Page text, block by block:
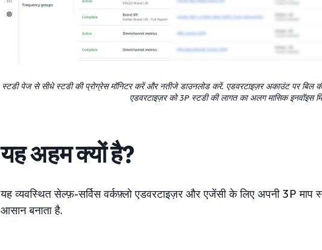
स्टडी पेज से सीधे स्टडी की प्रोग्रेस मॉनिटर करें और नतीजे डाउनलोड करें. एडवरटाइज़र अकाउंट पर बिल
एडवरटाइज़र को 3P स्टडी की लागत का अलग मासिक इनवॉइस
यह अहम क्यों है?
यह व्यवस्थित सेल्फ़-सर्विस वर्कफ़्लो एडवरटाइज़र और एजेंसी के लिए अपनी 3P
आसान बनाता है.